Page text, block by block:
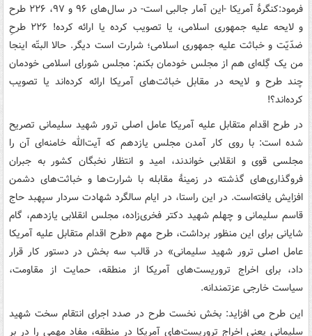
فرمود:کنگرهٔ آمریکا -این آمار جالبی است- در سال‌های ۹۶ و ۹۷، ۲۲۶ طرح
و لایحه علیه جمهوری اسلامی، یا تصویب کرده یا ارائه کرده! ۲۲۶ طرحِ
ضدّیّت و خباثت علیه جمهوری اسلامی؛ شرارت است دیگر. حالا البتّه اینجا
من یک گِله‌ای هم از مجلس خودمان بکنم: مجلس شورای اسلامی خودمان
چند طرح و لایحه در مقابل خباثت‌های آمریکا ارائه کرده‌اند یا تصویب
کرده‌اند؟!
در طرح اقدام متقابل علیه آمریکا عامل اصلی ترور شهید سلیمانی تصریح
شده است: با روی کار آمدن مجلس یازدهم که آیت‌الله خامنه‌ای آن را
مجلسی قوی و انقلابی خواندند، امید و انتظار نخبگان کشور به جبران
فروگذاری‌های گذشته در زمینهٔ مقابله با شرارت‌ها و خباثت‌های دشمن
افزایش یافته‌است. در این راستا، در ایام سالگرد شهادت سردار سپهبد حاج
قاسم سلیمانی و چهلم شهید دکتر فخری‌زاده، مجلس انقلابی یازدهم، گام
شایانی برای این منظور برداشت، طرح مهم «طرح اقدام متقابل علیه آمریکا
عامل اصلی ترور شهید سلیمانی» در قالب سه بخش در دستور کار قرار
داد، برای اخراج تروریست‌های آمریکا از منطقه، حمایت از مقاومت،
سیاست خارجی عزتمندانه.
این طرح می افزاید: بخش نخست طرح در صدد اجرای انتقام سخت شهید
سلیمانی یعنی اخراج تروریست‌های آمریکا در منطقه، مفاد مهمی را در بر